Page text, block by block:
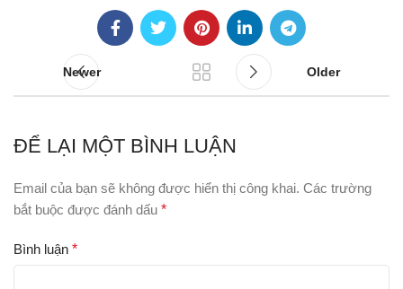
Newer Older
ĐỂ LẠI MỘT BÌNH LUẬN
Email của bạn sẽ không được hiển thị công khai. Các trường
bắt buộc được đánh dấu *
Bình luận *